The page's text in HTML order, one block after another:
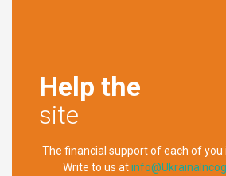
Help the
site
The financial support of each of you
Write to us at